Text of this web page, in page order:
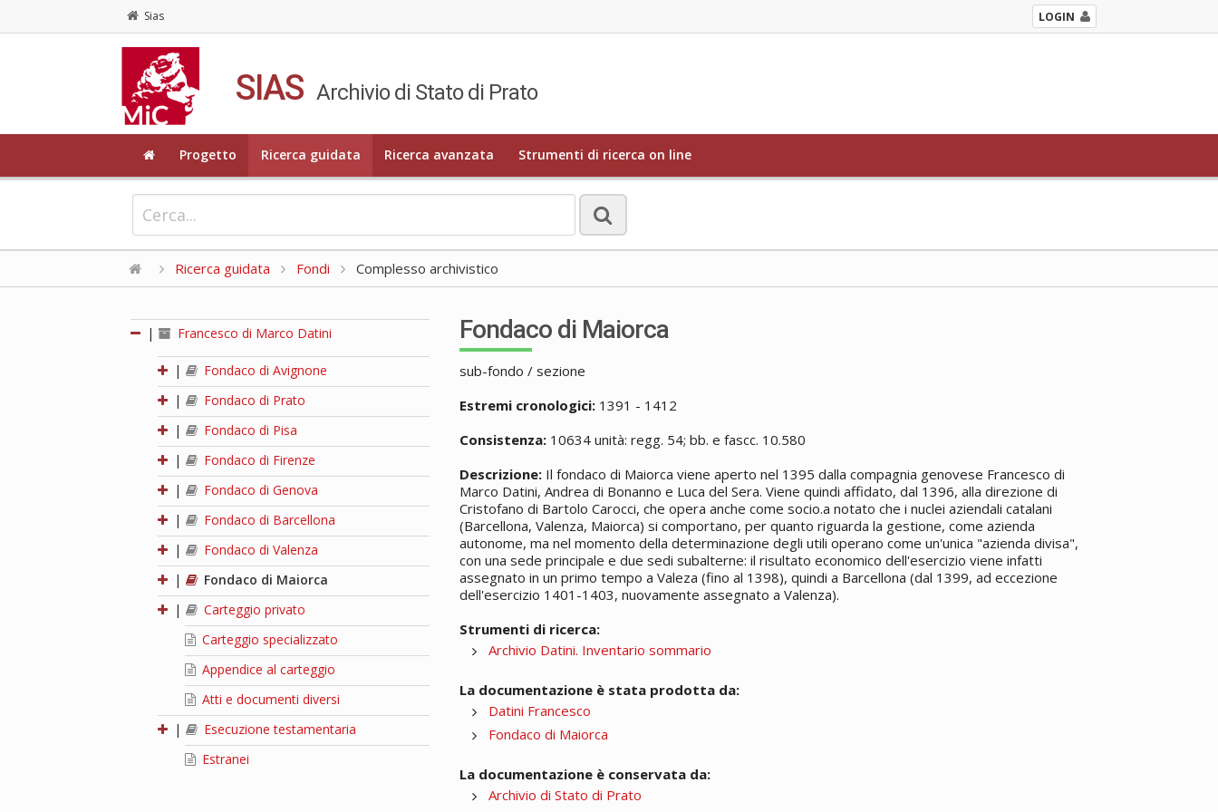
Sias LOGIN
SIAS Archivio di Stato di Prato
Progetto Ricerca guidata Ricerca avanzata Strumenti di ricerca on line
Ricerca guidata Fondi Complesso archivistico
| Francesco di Marco Datini
|
Fondaco di Avignone
|
Fondaco di Prato
|
Fondaco di Pisa
|
Fondaco di Firenze
|
Fondaco di Genova
|
Fondaco di Barcellona
|
Fondaco di Valenza
|
Fondaco di Maiorca
|
Carteggio privato
Carteggio specializzato
Appendice al carteggio
Atti e documenti diversi
|
Esecuzione testamentaria
Estranei
Fondaco di Maiorca
sub-fondo / sezione
Estremi cronologici: 1391 - 1412
Consistenza: 10634 unità: regg. 54; bb. e fascc. 10.580
Descrizione: Il fondaco di Maiorca viene aperto nel 1395 dalla compagnia genovese Francesco di
Marco Datini, Andrea di Bonanno e Luca del Sera. Viene quindi affidato, dal 1396, alla direzione di
Cristofano di Bartolo Carocci, che opera anche come socio.a notato che i nuclei aziendali catalani
(Barcellona, Valenza, Maiorca) si comportano, per quanto riguarda la gestione, come azienda
autonome, ma nel momento della determinazione degli utili operano come un'unica "azienda divisa",
con una sede principale e due sedi subalterne: il risultato economico dell'esercizio viene infatti
assegnato in un primo tempo a Valeza (fino al 1398), quindi a Barcellona (dal 1399, ad eccezione
dell'esercizio 1401-1403, nuovamente assegnato a Valenza).
Strumenti di ricerca:
Archivio Datini. Inventario sommario
La documentazione è stata prodotta da:
Datini Francesco
Fondaco di Maiorca
La documentazione è conservata da:
Archivio di Stato di Prato